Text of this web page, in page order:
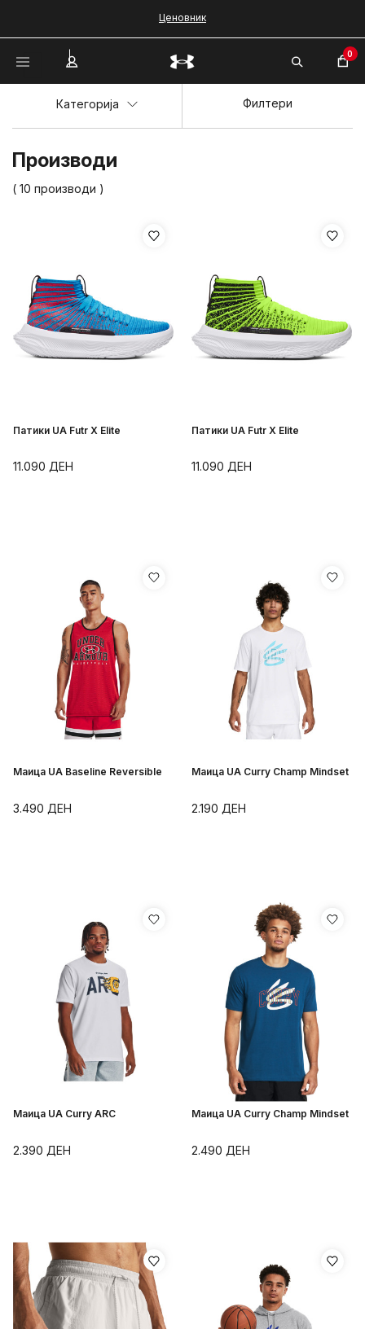
Ценовник
0
Производи
( 10 производи )
Категорија Филтери
Патики UA Futr X Elite
11.090 ДЕН
Патики UA Futr X Elite
11.090 ДЕН
Маица UA Baseline Reversible
3.490 ДЕН
Маица UA Curry Champ Mindset
2.190 ДЕН
Маица UA Curry ARC
2.390 ДЕН
Маица UA Curry Champ Mindset
2.490 ДЕН